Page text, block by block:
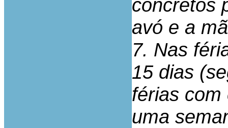
concretos
avó e a
7. Nas
15 dias
férias com
uma